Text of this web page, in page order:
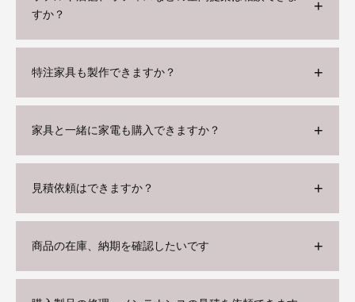
すか？
特注家具も製作できますか？
家具と一緒に家電も購入できますか？
見積依頼はできますか？
商品の在庫、納期を確認したいです